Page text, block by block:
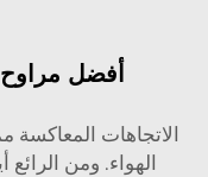
أفضل
الاتجاهات المعاكسة